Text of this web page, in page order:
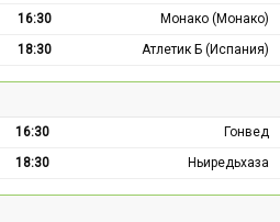
16:30
Монако (Монако)
18:30 Атлетик Б (Испания)
16:30
Гонвед
18:30 Ньиредьхаза